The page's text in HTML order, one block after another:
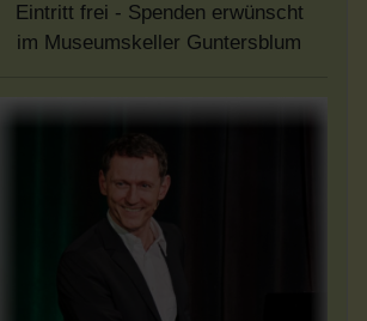
Eintritt frei - Spenden erwünscht
im Museumskeller Guntersblum